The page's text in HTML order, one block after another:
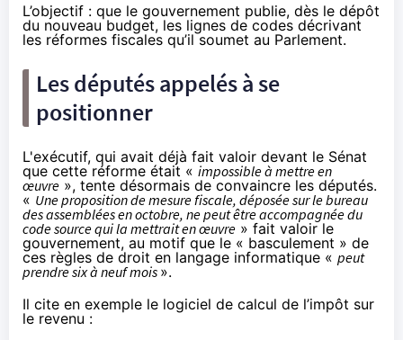
L’objectif : que le gouvernement publie, dès le dépôt
du nouveau budget, les lignes de codes décrivant
les réformes fiscales qu’il soumet au Parlement.
Les députés appelés à se
positionner
L'exécutif, qui avait déjà fait valoir devant le Sénat
que cette réforme était « impossible à mettre en
œuvre », tente désormais de convaincre les députés.
« Une proposition de mesure fiscale, déposée sur le bureau
des assemblées en octobre, ne peut être accompagnée du
code source qui la mettrait en œuvre » fait valoir le
gouvernement, au motif que le « basculement » de
ces règles de droit en langage informatique « peut
prendre six à neuf mois ».
Il cite en exemple le logiciel de calcul de l’impôt sur
le revenu :